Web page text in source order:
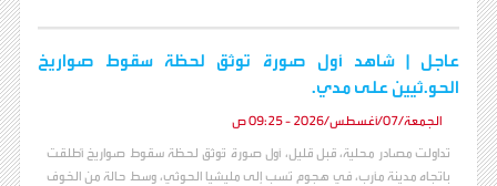
عاجل | شاهد أول صورة توثق لحظة سقوط صواريخ
الحو.ثيين على مدي.
الجمعة/07/أغسطس/2026 - 09:25 ص
تداولت مصادر محلية، قبل قليل، أول صورة تُوثق لحظة سقوط صواريخ أُطلقت
باتجاه مدينة مأرب، في هجوم نُسب إلى مليشيا الحوثي، وسط حالة من الخوف